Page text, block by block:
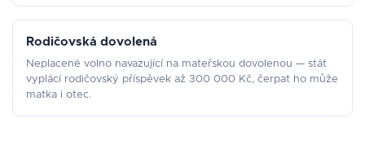
Rodičovská dovolená
Neplacené volno navazující na mateřskou dovolenou — stát
vyplácí rodičovský příspěvek až 300 000 Kč, čerpat ho může
matka i otec.